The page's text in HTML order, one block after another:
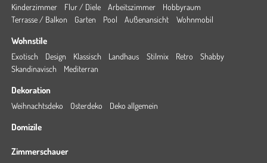
Kinderzimmer
Flur / Diele Arbeitszimmer
Hobbyraum
Terrasse / Balkon
Garten Pool Außenansicht Wohnmobil
Wohnstile
Exotisch Design Klassisch Landhaus Stilmix Retro
Shabby
Skandinavisch
Mediterran
Dekoration
Weihnachtsdeko Osterdeko Deko allgemein
Domizile
Zimmerschauer